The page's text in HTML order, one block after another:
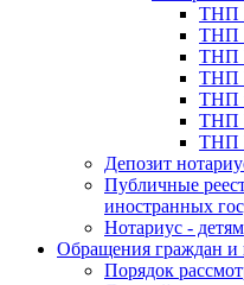
ТНП
ТНП
ТНП
ТНП
ТНП
ТНП
ТНП
Депозит
Публичные
иностранных
Нотариус - детям
Обращения граждан
Порядок